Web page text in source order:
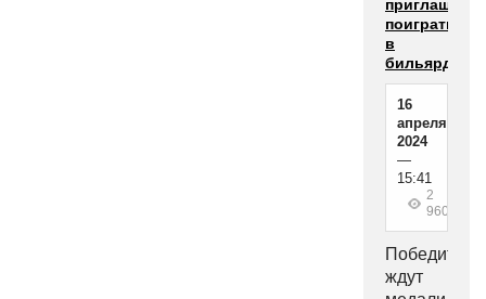
приглашают
поиграть
в
бильярд
16
апреля
2024
—
15:41
2
960
ждут